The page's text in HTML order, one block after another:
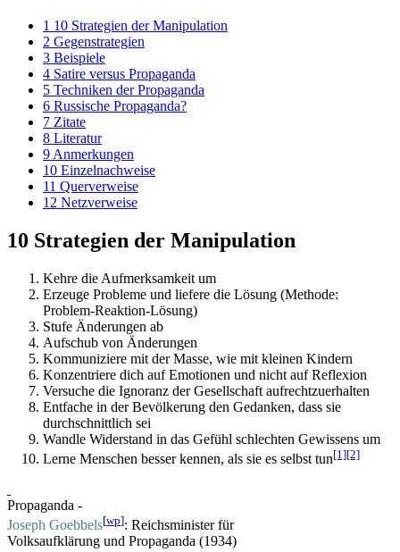
1 10 Strategien der Manipulation
2 Gegenstrategien
3 Beispiele
4 Satire versus Propaganda
5 Techniken der Propaganda
6 Russische Propaganda?
7 Zitate
8 Literatur
9 Anmerkungen
10 Einzelnachweise
11 Querverweise
12 Netzverweise
10 Strategien der Manipulation
Kehre die Aufmerksamkeit um
Erzeuge Probleme und liefere die Lösung (Methode:
Problem-Reaktion-Lösung)
Stufe Änderungen ab
Aufschub von Änderungen
Kommuniziere mit der Masse, wie mit kleinen Kindern
Konzentriere dich auf Emotionen und nicht auf Reflexion
Versuche die Ignoranz der Gesellschaft aufrechtzuerhalten
Entfache in der Bevölkerung den Gedanken, dass sie
durchschnittlich sei
Wandle Widerstand in das Gefühl schlechten Gewissens um
Lerne Menschen besser kennen, als sie es selbst tun[1][2]
Propaganda -
Joseph Goebbels[wp]: Reichs­minister für
Volksaufklärung und Propaganda (1934)